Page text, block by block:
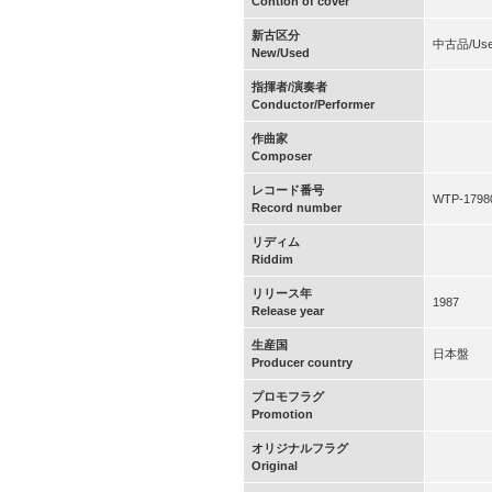
新古区分
New/Used
中古品/
指揮者/演奏者
Conductor/Performer
作曲家
Composer
レコード番号
Record number
WTP-
リディム
Riddim
リリース年
Release year
1987
生産国
Producer country
日本盤
プロモフラグ
Promotion
オリジナルフラグ
Original